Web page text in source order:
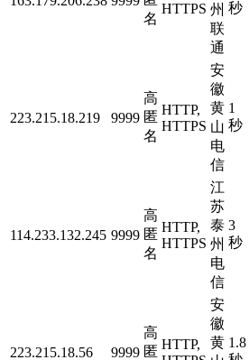
名
HTTPS 州
联
通
秒
223.215.18.219 9999
高
匿
名
HTTP,
HTTPS
安
徽
黄
山
电
信
1
秒
114.233.132.245 9999
高
匿
名
HTTP,
HTTPS
江
苏
泰
州
电
信
3
秒
223.215.18.56 9999
高
匿 HTTP,
安
徽
黄 1.8